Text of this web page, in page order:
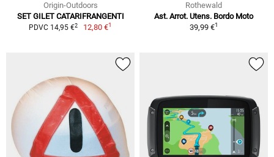
Origin-Outdoors
SET GILET CATARIFRANGENTI
PDVC 14,95 €2 12,80 €1
Rothewald
Ast. Arrot. Utens. Bordo Moto
39,99 €1